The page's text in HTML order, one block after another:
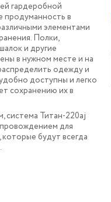
гардеробной
продуманность в
элементами
Полки,
и другие
в нужном месте и на
одежду и
доступны и легко
сохранению их в
система Титан-220aj
для
будут всегда